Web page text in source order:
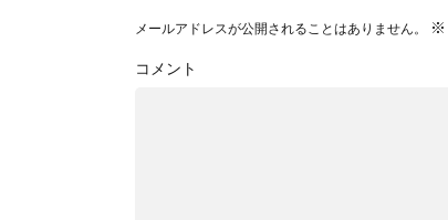
メールアドレスが公開されることはありません。 ※
コメント